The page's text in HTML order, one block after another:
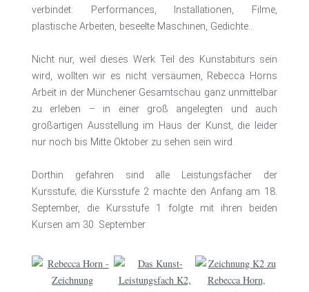
verbindet: Performances, Installationen, Filme,
plastische Arbeiten, beseelte Maschinen, Gedichte…
Nicht nur, weil dieses Werk Teil des Kunstabiturs sein
wird, wollten wir es nicht versäumen, Rebecca Horns
Arbeit in der Münchener Gesamtschau ganz unmittelbar
zu erleben – in einer groß angelegten und auch
großartigen Ausstellung im Haus der Kunst, die leider
nur noch bis Mitte Oktober zu sehen sein wird.
Dorthin gefahren sind alle Leistungsfächer der
Kursstufe; die Kursstufe 2 machte den Anfang am 18.
September, die Kursstufe 1 folgte mit ihren beiden
Kursen am 30. September.